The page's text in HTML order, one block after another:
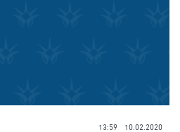
10.02.2020
13:59